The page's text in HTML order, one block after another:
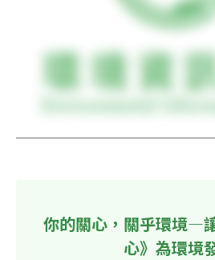
你的關心，關乎環境—
心》為環境